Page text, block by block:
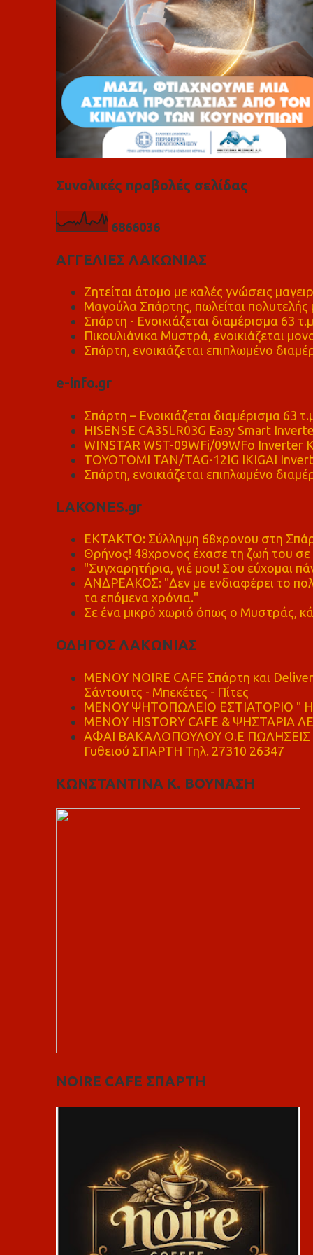
Συνολικές προβολές σελίδας
6866036
ΑΓΓΕΛΙΕΣ ΛΑΚΩΝΙΑΣ
Ζητείται άτομο με καλές γνώσεις
Μαγούλα Σπάρτης, πωλείται πολυτελής
Σπάρτη - Ενοικιάζεται διαμέρισμα 63 τ.μ
Πικουλιάνικα Μυστρά, ενοικιάζεται
Σπάρτη, ενοικιάζεται επιπλωμένο
e-info.gr
Σπάρτη – Ενοικιάζεται διαμέρισμα 63
HISENSE CA35LR03G Easy Smart
WINSTAR WST-09WFi/09WFo Inverter
TOYOTOMI TAN/TAG-12IG IKIGAI
Σπάρτη, ενοικιάζεται επιπλωμένο
LAKONES.gr
ΕΚΤΑΚΤΟ: Σύλληψη 68χρονου στη
Θρήνος! 48χρονος έχασε τη ζωή του
"Συγχαρητήρια, γιέ μου! Σου εύχομαι
ΑΝΔΡΕΑΚΟΣ: "Δεν με ενδιαφέρει το
τα επόμενα χρόνια."
Σε ένα μικρό χωριό όπως ο Μυστράς,
ΟΔΗΓΟΣ ΛΑΚΩΝΙΑΣ
MENOY NOIRE CAFE Σπάρτη και
Σάντουιτς - Μπεκέτες - Πίτες
ΜΕΝΟΥ ΨΗΤΟΠΩΛΕΙΟ ΕΣΤΙΑΤΟΡΙΟ "
ΜΕΝΟΥ HISTORY CAFE & ΨΗΣΤΑΡΙΑ
ΑΦΑΙ ΒΑΚΑΛΟΠΟΥΛΟΥ Ο.Ε ΠΩΛΗΣΕΙΣ
Γυθειού ΣΠΑΡΤΗ Τηλ. 27310 26347
ΚΩΝΣΤΑΝΤΙΝΑ Κ. ΒΟΥΝΑΣΗ
NOIRE CAFE ΣΠΑΡΤΗ